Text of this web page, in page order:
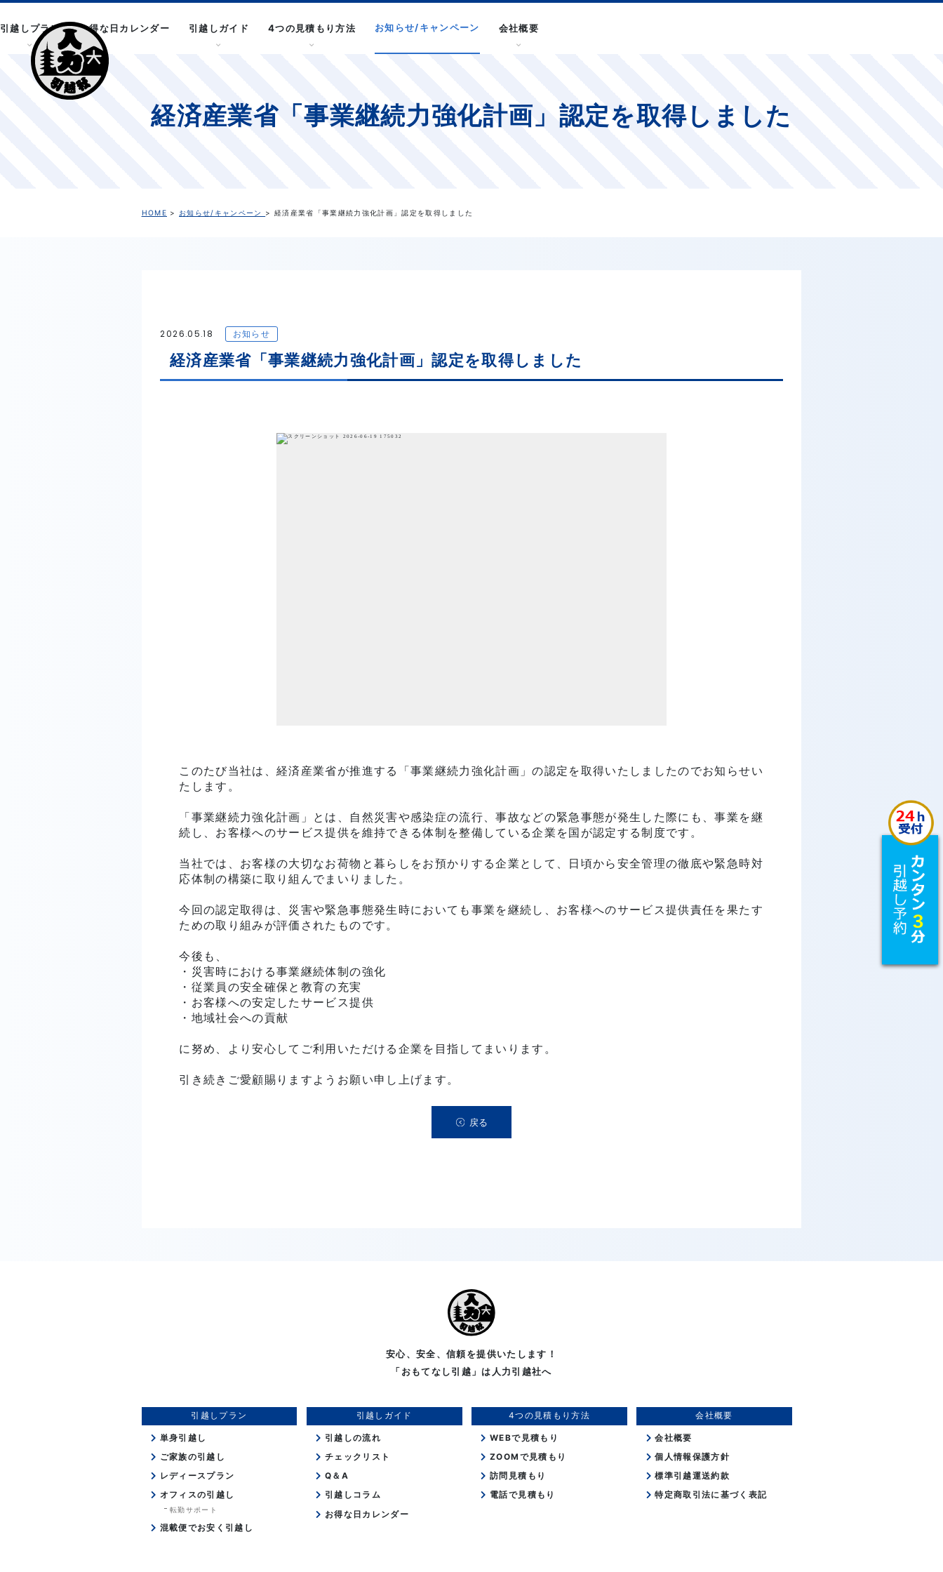
引越しプラン お得な日カレンダー 引越しガイド 4つの見積もり方法 お知らせ/キャンペーン 会社概要
経済産業省「事業継続力強化計画」認定を取得しました
HOME > お知らせ/キャンペーン > 経済産業省「事業継続力強化計画」認定を取得しました
2026.05.18 お知らせ
経済産業省「事業継続力強化計画」認定を取得しました
このたび当社は、経済産業省が推進する「事業継続力強化計画」の認定を取得いたしましたのでお知らせい
たします。
「事業継続力強化計画」とは、自然災害や感染症の流行、事故などの緊急事態が発生した際にも、事業を継
続し、お客様へのサービス提供を維持できる体制を整備している企業を国が認定する制度です。
当社では、お客様の大切なお荷物と暮らしをお預かりする企業として、日頃から安全管理の徹底や緊急時対
応体制の構築に取り組んでまいりました。
今回の認定取得は、災害や緊急事態発生時においても事業を継続し、お客様へのサービス提供責任を果たす
ための取り組みが評価されたものです。
今後も、
・災害時における事業継続体制の強化
・従業員の安全確保と教育の充実
・お客様への安定したサービス提供
・地域社会への貢献
に努め、より安心してご利用いただける企業を目指してまいります。
引き続きご愛顧賜りますようお願い申し上げます。
戻る
安心、安全、信頼を提供いたします！
「おもてなし引越」は人力引越社へ
引越しプラン
単身引越し
ご家族の引越し
レディースプラン
オフィスの引越し
転勤サポート
混載便でお安く引越し
引越しガイド
引越しの流れ
チェックリスト
Q＆A
引越しコラム
お得な日カレンダー
4つの見積もり方法
WEBで見積もり
ZOOMで見積もり
訪問見積もり
電話で見積もり
会社概要
会社概要
個人情報保護方針
標準引越運送約款
特定商取引法に基づく表記